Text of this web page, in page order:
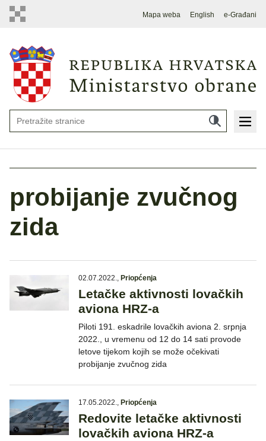
Mapa weba English e-Građani
probijanje zvučnog
zida
02.07.2022., Priopćenja
Letačke aktivnosti lovačkih
aviona HRZ-a
Piloti 191. eskadrile lovačkih aviona 2. srpnja
2022., u vremenu od 12 do 14 sati provode
letove tijekom kojih se može očekivati
probijanje zvučnog zida
17.05.2022., Priopćenja
Redovite letačke aktivnosti
lovačkih aviona HRZ-a